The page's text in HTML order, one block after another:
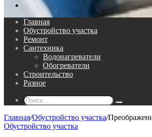
Поиск...
Главная
Обустройство участка
Ремонт
Сантехника
Водонагреватели
Обогреватели
Строительство
Разное
Поиск...
Главная/Обустройство участка/
Обустройство участка